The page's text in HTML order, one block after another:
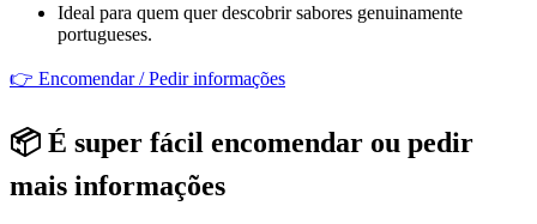
Ideal para quem quer descobrir sabores genuinamente
portugueses.
👉 Encomendar / Pedir informações
📦 É super fácil encomendar ou pedir
mais informações